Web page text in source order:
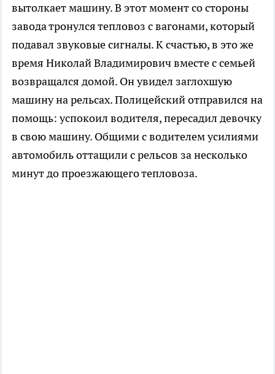
вытолкает машину. В этот момент со стороны
завода тронулся тепловоз с вагонами, который
подавал звуковые сигналы. К счастью, в это же
время Николай Владимирович вместе с семьей
возвращался домой. Он увидел заглохшую
машину на рельсах. Полицейский отправился на
помощь: успокоил водителя, пересадил девочку
в свою машину. Общими с водителем усилиями
автомобиль оттащили с рельсов за несколько
минут до проезжающего тепловоза.